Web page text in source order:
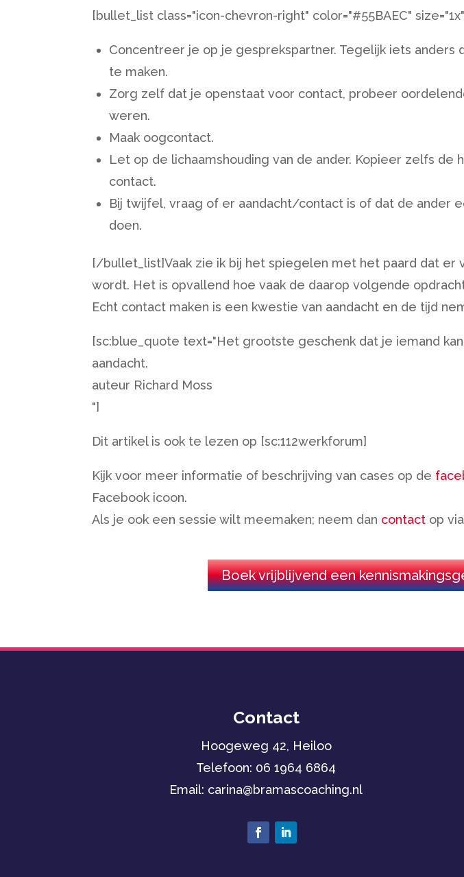
[bullet_list class="icon-chevron-right" color="#55BAEC"
Concentreer je op je gesprekspartner. Tegelijk iets anders
te maken.
Zorg zelf dat je openstaat voor contact, probeer
weren.
Maak oogcontact.
Let op de lichaamshouding van de ander. Kopieer zelfs de
contact.
Bij twijfel, vraag of er aandacht/contact is of dat de ander
doen.
[/bullet_list]Vaak zie ik bij het spiegelen met het paard dat er
wordt. Het is opvallend hoe vaak de daarop volgende
Echt contact maken is een kwestie van aandacht en de tijd
[sc:blue_quote text="Het grootste geschenk dat je iemand
aandacht.
auteur Richard Moss
"]
Dit artikel is ook te lezen op [sc:112werkforum]
Kijk voor meer informatie of beschrijving van cases op de
Facebook icoon.
Als je ook een sessie wilt meemaken; neem dan contact op
Boek vrijblijvend een
Contact
Hoogeweg 42, Heiloo
Telefoon: 06 1964 6864
Email: carina@bramascoaching.nl